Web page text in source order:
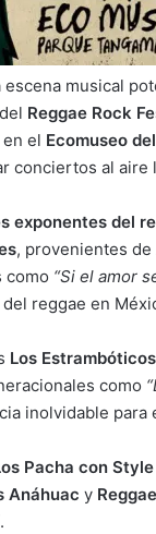
escena musical
Reggae Rock
en el Ecomuseo
conciertos al aire
exponentes del
, provenientes
como “Si el amor
reggae en
Los Estrambóticos
como
inolvidable para
Pacha con Style
Anáhuac y